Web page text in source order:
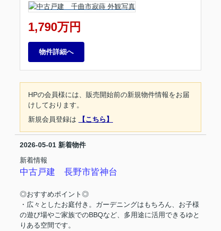
1,790万円
物件詳細へ
HPの会員様には、販売開始前の新規物件情報をお届
けしております。
新規会員登録は
【こちら】
2026-05-01 新着物件
新着情報
中古戸建 長野市皆神台
◎おすすめポイント◎
・広々としたお庭付き。ガーデニングはもちろん、お子様
の遊び場やご家族でのBBQなど、多用途に活用できるゆと
りある空間です。